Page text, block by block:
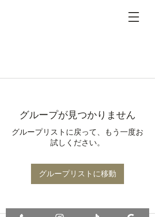
グループが見つかりません
グループリストに戻って、もう一度お
試しください。
グループリストに移動